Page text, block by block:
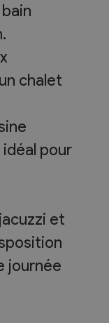
chalet
pour
et
journée